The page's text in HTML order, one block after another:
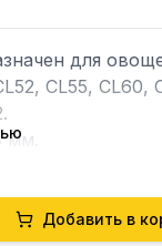
для
CL55, CL60,
мм.
Добавить в